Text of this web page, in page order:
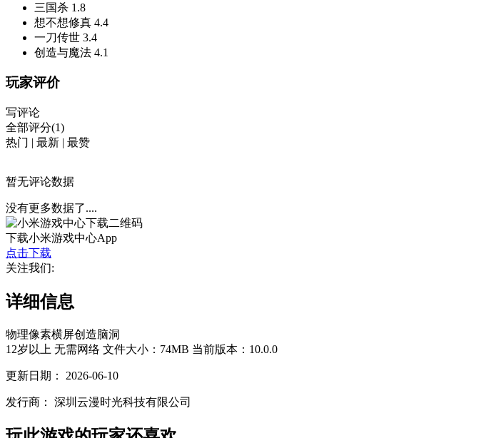
三国杀 1.8
想不想修真 4.4
一刀传世 3.4
创造与魔法 4.1
玩家评价
写评论
全部评分(1)
热门 | 最新 | 最赞
暂无评论数据
没有更多数据了....
下载小米游戏中心App
点击下载
关注我们:
详细信息
物理像素横屏创造脑洞
12岁以上 无需网络 文件大小：74MB 当前版本：10.0.0
更新日期： 2026-06-10
发行商： 深圳云漫时光科技有限公司